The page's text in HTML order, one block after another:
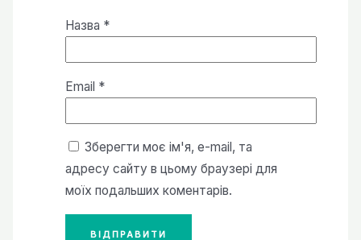
Назва *
Email *
Зберегти моє ім'я, e-mail, та
адресу сайту в цьому браузері для
моїх подальших коментарів.